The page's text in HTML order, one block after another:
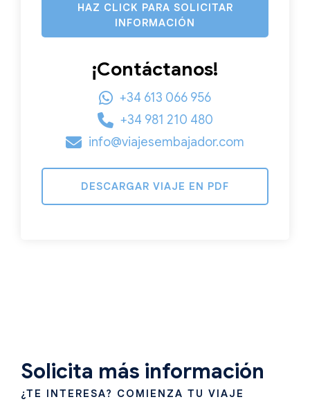
HAZ CLICK PARA SOLICITAR
INFORMACIÓN
¡Contáctanos!
+34 613 066 956
+34 981 210 480
info@viajesembajador.com
DESCARGAR VIAJE EN PDF
Solicita más información
¿TE INTERESA? COMIENZA TU VIAJE